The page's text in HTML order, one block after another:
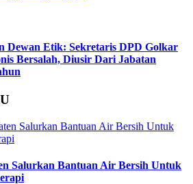
Dewan Etik: Sekretaris DPD Golkar
Bersalah, Diusir Dari Jabatan
Salurkan Bantuan Air Bersih Untuk